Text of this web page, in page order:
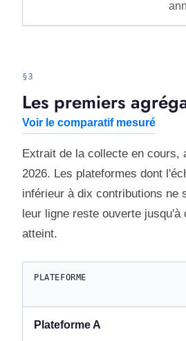
§3
Les premiers
Voir le comparatif mesuré
Extrait de la collecte en cours,
2026. Les plateformes dont
inférieur à dix contributions ne
leur ligne reste ouverte jusqu'à
atteint.
PLATEFORME
Plateforme A